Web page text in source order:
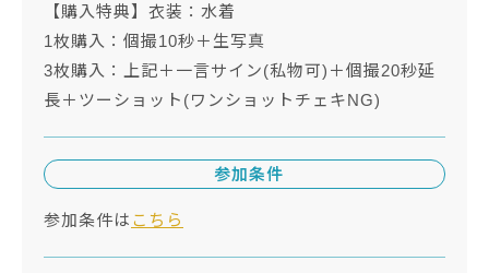
【購入特典】衣装：水着
1枚購入：個撮10秒＋生写真
3枚購入：上記＋一言サイン(私物可)＋個撮20秒延
長＋ツーショット(ワンショットチェキNG)
参加条件
参加条件は こちら